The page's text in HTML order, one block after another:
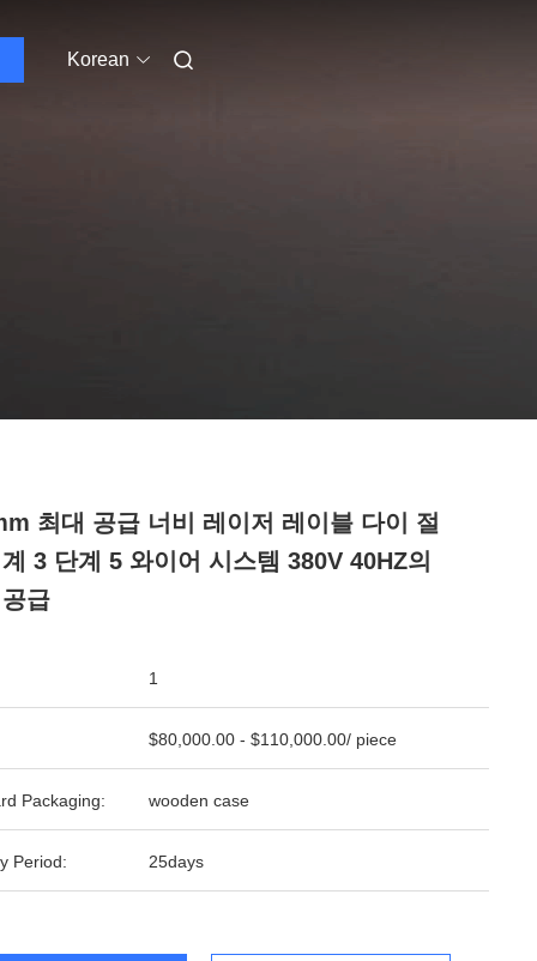
Korean
최대 공급 너비 레이저 레이블 다이 절
3 단계 5 와이어 시스템 380V 40HZ의
급
1
$80,000.00 - $110,000.00/ piece
Packaging: wooden case
Period: 25days